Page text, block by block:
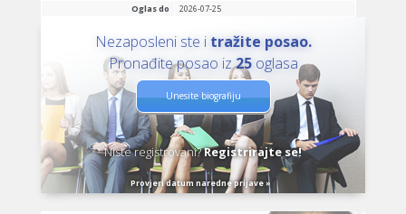
Oglas do
2026-07-25
Nezaposleni ste i tražite posao.
Pronađite posao iz25oglasa
Unesite biografiju
Niste registrovani?Registrirajte se!
Provjeri datum naredne prijave »